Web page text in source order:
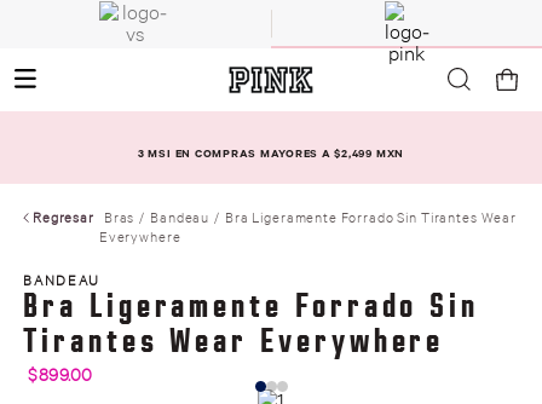
3 MSI EN COMPRAS MAYORES A $2,499 MXN
Regresar Bras Bandeau
Bra Ligeramente Forrado Sin Tirantes Wear
Everywhere
BANDEAU
Bra Ligeramente Forrado Sin
Tirantes Wear Everywhere
$899.00